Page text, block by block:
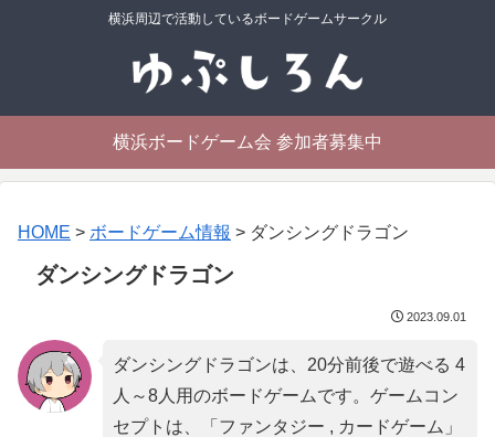
横浜周辺で活動しているボードゲームサークル
横浜ボードゲーム会 参加者募集中
HOME > ボードゲーム情報 > ダンシングドラゴン
ダンシングドラゴン
2023.09.01
ダンシングドラゴンは、20分前後で遊べる 4
人～8人用のボードゲームです。ゲームコン
セプトは、「 ファンタジー , カードゲーム 」